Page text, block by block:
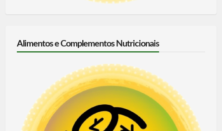
Alimentos e Complementos Nutricionais